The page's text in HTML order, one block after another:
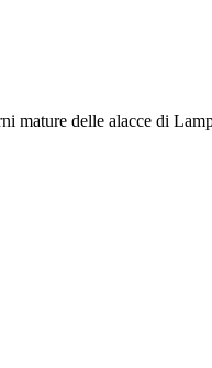
delle alacce di